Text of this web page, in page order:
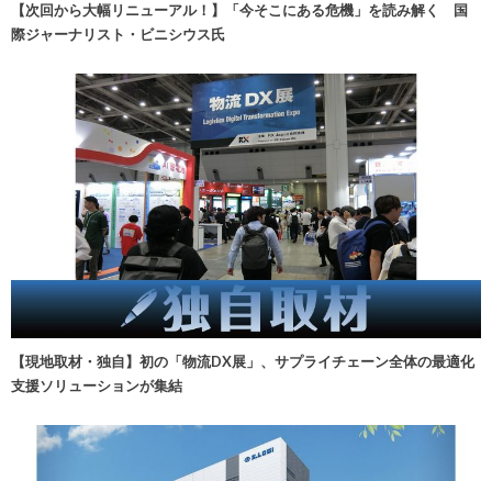
【次回から大幅リニューアル！】「今そこにある危機」を読み解く 国
際ジャーナリスト・ビニシウス氏
【現地取材・独自】初の「物流DX展」、サプライチェーン全体の最適化
支援ソリューションが集結